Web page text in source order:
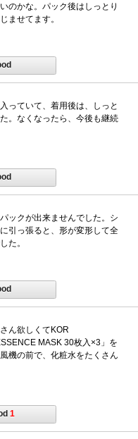
のかな。パック後はしっとり
ませてます。
っていて、着用後は、しっと
。なくなったら、今後も継続
ックが出来ませんでした。シ
引っ張ると、形が変形して全
た。
ん欲しくてKOR
MASK 30枚入×3」を
機の前で、化粧水をたくさん
1